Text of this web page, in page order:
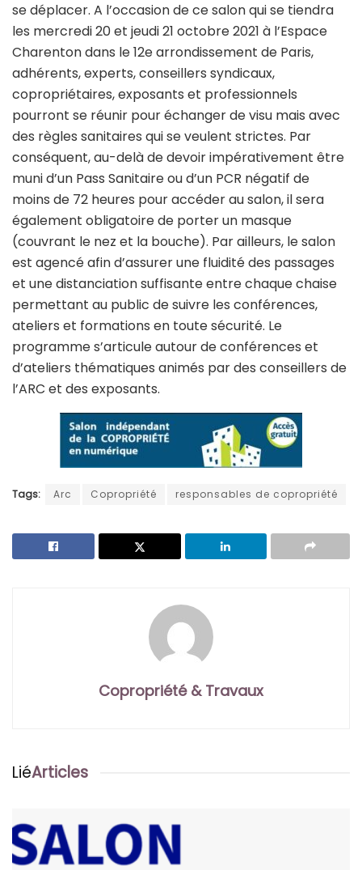
se déplacer. A l’occasion de ce salon qui se tiendra
les mercredi 20 et jeudi 21 octobre 2021 à l’Espace
Charenton dans le 12e arrondissement de Paris,
adhérents, experts, conseillers syndicaux,
copropriétaires, exposants et professionnels
pourront se réunir pour échanger de visu mais avec
des règles sanitaires qui se veulent strictes. Par
conséquent, au-delà de devoir impérativement être
muni d’un Pass Sanitaire ou d’un PCR négatif de
moins de 72 heures pour accéder au salon, il sera
également obligatoire de porter un masque
(couvrant le nez et la bouche). Par ailleurs, le salon
est agencé afin d’assurer une fluidité des passages
et une distanciation suffisante entre chaque chaise
permettant au public de suivre les conférences,
ateliers et formations en toute sécurité. Le
programme s’articule autour de conférences et
d’ateliers thématiques animés par des conseillers de
l’ARC et des exposants.
Tags: Arc Copropriété responsables de copropriété
Copropriété & Travaux
LiéArticles